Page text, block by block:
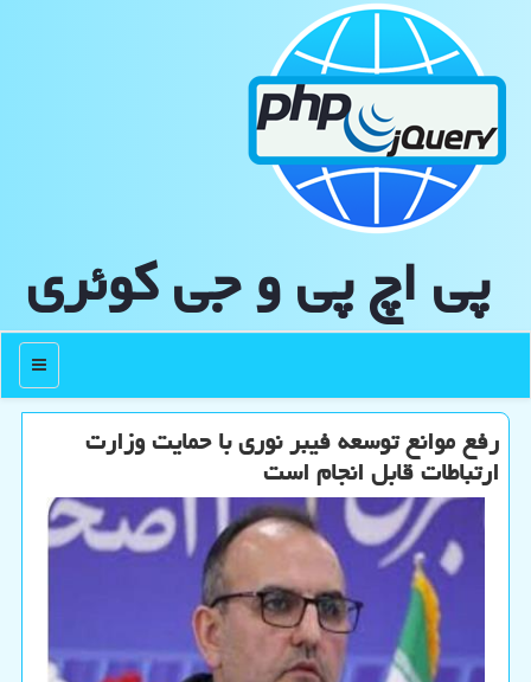
پی اچ پی و جی كوئری
منو
رفع موانع توسعه فیبر نوری با حمایت وزارت
ارتباطات قابل انجام است